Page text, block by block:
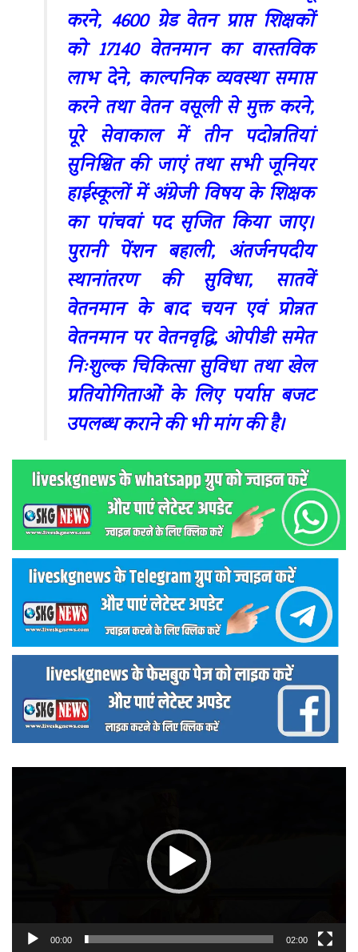
करने, 4600 ग्रेड वेतन प्राप्त शिक्षकों
को 17140 वेतनमान का वास्तविक
लाभ देने, काल्पनिक व्यवस्था समाप्त
करने तथा वेतन वसूली से मुक्त करने,
पूरे सेवाकाल में तीन पदोन्नतियां
सुनिश्चित की जाएं तथा सभी जूनियर
हाईस्कूलों में अंग्रेजी विषय के शिक्षक
का पांचवां पद सृजित किया जाए।
पुरानी पेंशन बहाली, अंतर्जनपदीय
स्थानांतरण की सुविधा, सातवें
वेतनमान के बाद चयन एवं प्रोन्नत
वेतनमान पर वेतनवृद्धि, ओपीडी समेत
निःशुल्क चिकित्सा सुविधा तथा खेल
प्रतियोगिताओं के लिए पर्याप्त बजट
उपलब्ध कराने की भी मांग की है।
00:00 02:00